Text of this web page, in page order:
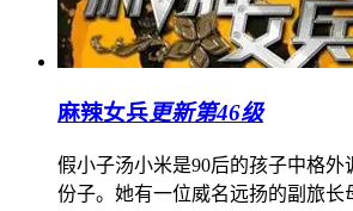
麻辣女兵更新第46级
假小子汤小米是90后的孩子中格外
份子。她有一位威名远扬的副旅长